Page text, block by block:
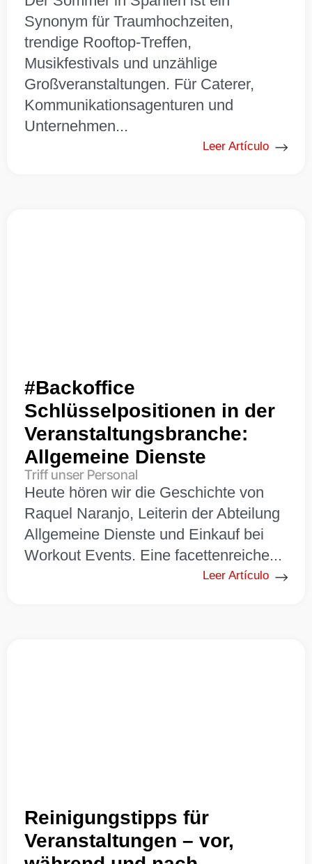
Synonym für Traumhochzeiten,
trendige Rooftop-Treffen,
Musikfestivals und unzählige
Großveranstaltungen. Für Caterer,
Kommunikationsagenturen und
Unternehmen...
Leer Artículo
#Backoffice
Schlüsselpositionen in der
Veranstaltungsbranche:
Allgemeine Dienste
Triff unser Personal
Heute hören wir die Geschichte von
Raquel Naranjo, Leiterin der Abteilung
Allgemeine Dienste und Einkauf bei
Workout Events. Eine facettenreiche...
Leer Artículo
Reinigungstipps für
Veranstaltungen – vor,